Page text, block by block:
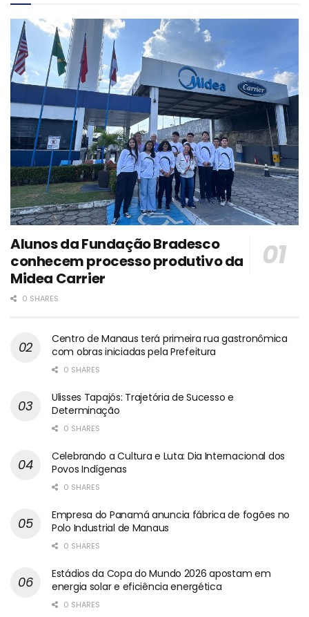
Alunos da Fundação Bradesco
conhecem processo produtivo da
Midea Carrier
0 SHARES
Centro de Manaus terá primeira rua gastronômica
com obras iniciadas pela Prefeitura
0 SHARES
Ulisses Tapajós: Trajetória de Sucesso e
Determinação
0 SHARES
Celebrando a Cultura e Luta: Dia Internacional dos
Povos Indígenas
0 SHARES
Empresa do Panamá anuncia fábrica de fogões no
Polo Industrial de Manaus
0 SHARES
Estádios da Copa do Mundo 2026 apostam em
energia solar e eficiência energética
0 SHARES